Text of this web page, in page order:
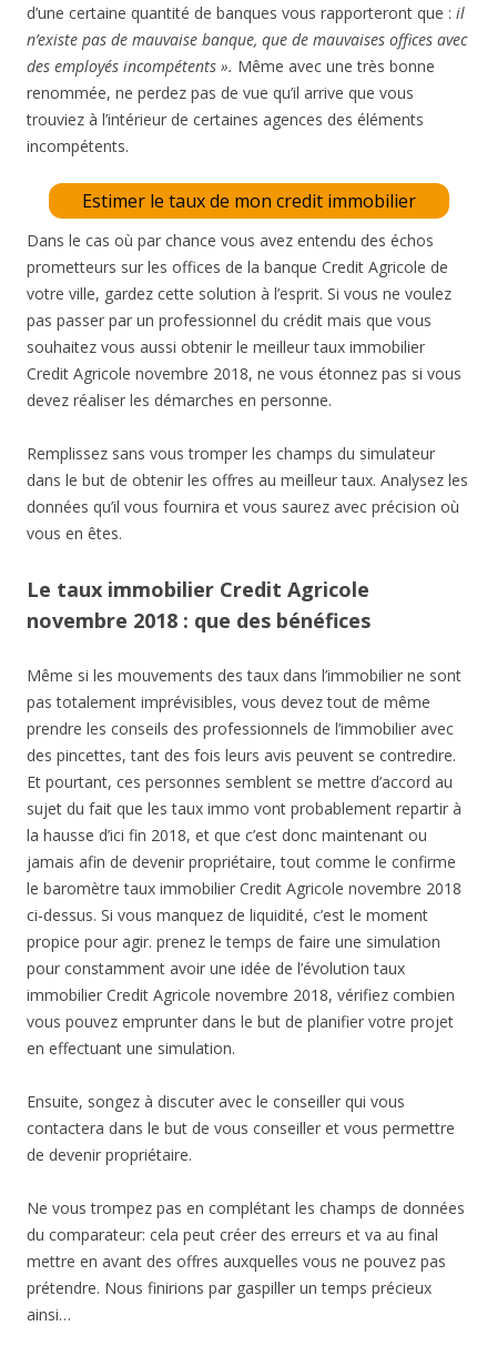
d’une certaine quantité de banques vous rapporteront que : il
n’existe pas de mauvaise banque, que de mauvaises offices avec
des employés incompétents ». Même avec une très bonne
renommée, ne perdez pas de vue qu’il arrive que vous
trouviez à l’intérieur de certaines agences des éléments
incompétents.
Estimer le taux de mon credit immobilier
Dans le cas où par chance vous avez entendu des échos
prometteurs sur les offices de la banque Credit Agricole de
votre ville, gardez cette solution à l’esprit. Si vous ne voulez
pas passer par un professionnel du crédit mais que vous
souhaitez vous aussi obtenir le meilleur taux immobilier
Credit Agricole novembre 2018, ne vous étonnez pas si vous
devez réaliser les démarches en personne.
Remplissez sans vous tromper les champs du simulateur
dans le but de obtenir les offres au meilleur taux. Analysez les
données qu’il vous fournira et vous saurez avec précision où
vous en êtes.
Le taux immobilier Credit Agricole
novembre 2018 : que des bénéfices
Même si les mouvements des taux dans l’immobilier ne sont
pas totalement imprévisibles, vous devez tout de même
prendre les conseils des professionnels de l’immobilier avec
des pincettes, tant des fois leurs avis peuvent se contredire.
Et pourtant, ces personnes semblent se mettre d’accord au
sujet du fait que les taux immo vont probablement repartir à
la hausse d’ici fin 2018, et que c’est donc maintenant ou
jamais afin de devenir propriétaire, tout comme le confirme
le baromètre taux immobilier Credit Agricole novembre 2018
ci-dessus. Si vous manquez de liquidité, c’est le moment
propice pour agir. prenez le temps de faire une simulation
pour constamment avoir une idée de l’évolution taux
immobilier Credit Agricole novembre 2018, vérifiez combien
vous pouvez emprunter dans le but de planifier votre projet
en effectuant une simulation.
Ensuite, songez à discuter avec le conseiller qui vous
contactera dans le but de vous conseiller et vous permettre
de devenir propriétaire.
Ne vous trompez pas en complétant les champs de données
du comparateur: cela peut créer des erreurs et va au final
mettre en avant des offres auxquelles vous ne pouvez pas
prétendre. Nous finirions par gaspiller un temps précieux
ainsi…